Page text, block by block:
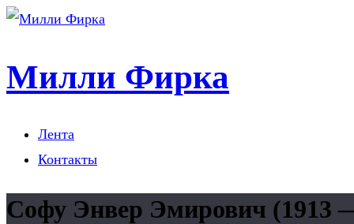
Милли Фирка
Лента
Контакты
Cофу Энвер Эмирович (1913